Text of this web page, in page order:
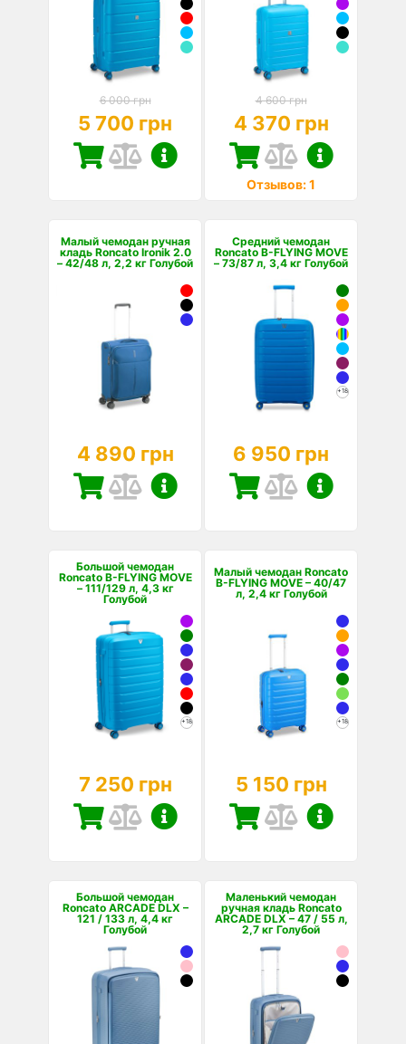
6 000 грн
5 700 грн
4 600 грн
4 370 грн
Отзывов: 1
Малый чемодан ручная
кладь Roncato Ironik 2.0
– 42/48 л, 2,2 кг Голубой
4 890 грн
Средний чемодан
Roncato B-FLYING MOVE
– 73/87 л, 3,4 кг Голубой
+18
6 950 грн
Большой чемодан
Roncato B-FLYING MOVE
– 111/129 л, 4,3 кг
Голубой
+18
7 250 грн
Малый чемодан Roncato
B-FLYING MOVE – 40/47
л, 2,4 кг Голубой
+18
5 150 грн
Большой чемодан
Roncato ARCADE DLX –
121 / 133 л, 4,4 кг
Голубой
Маленький чемодан
ручная кладь Roncato
ARCADE DLX – 47 / 55 л,
2,7 кг Голубой